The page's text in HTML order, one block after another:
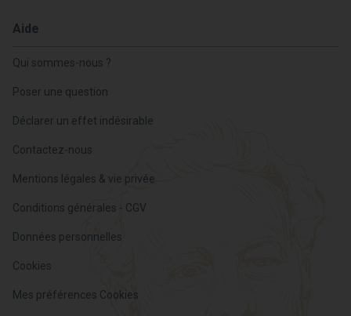
Aide
Qui sommes-nous ?
Poser une question
Déclarer un effet indésirable
Contactez-nous
Mentions légales & vie privée
Conditions générales - CGV
Données personnelles
Cookies
Mes préférences Cookies